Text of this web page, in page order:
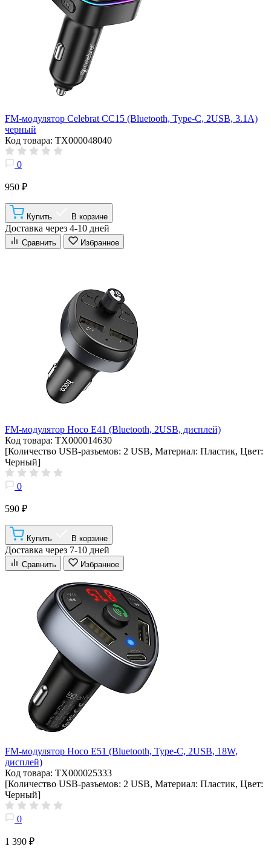
FM-модулятор Celebrat CC15 (Bluetooth, Type-C, 2USB, 3.1A)
черный
Код товара: ТХ000048040
0
950 ₽
Купить В корзине
Доставка через 4-10 дней
Сравнить Избранное
FM-модулятор Hoco E41 (Bluetooth, 2USB, дисплей)
Код товара: ТХ000014630
[Количество USB-разъемов: 2 USB, Материал: Пластик, Цвет:
Черный]
0
590 ₽
Купить В корзине
Доставка через 7-10 дней
Сравнить Избранное
FM-модулятор Hoco E51 (Bluetooth, Type-C, 2USB, 18W,
дисплей)
Код товара: ТХ000025333
[Количество USB-разъемов: 2 USB, Материал: Пластик, Цвет:
Черный]
0
1 390 ₽